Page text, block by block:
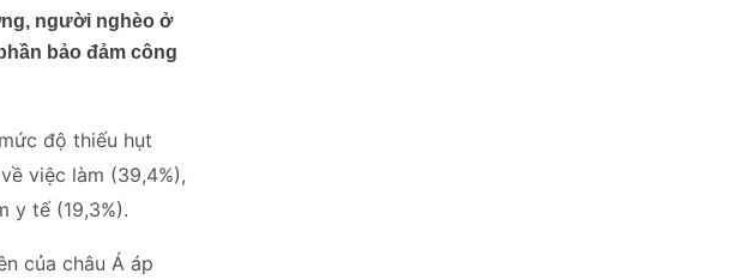
người nghèo ở
bảo đảm công
độ thiếu hụt
việc làm (39,4%),
y tế (19,3%).
của châu Á áp